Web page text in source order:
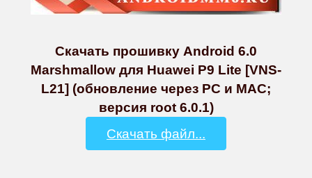
Скачать прошивку Android 6.0
Marshmallow для Huawei P9 Lite [VNS-
L21] (обновление через PC и MAC;
версия root 6.0.1)
Скачать файл...